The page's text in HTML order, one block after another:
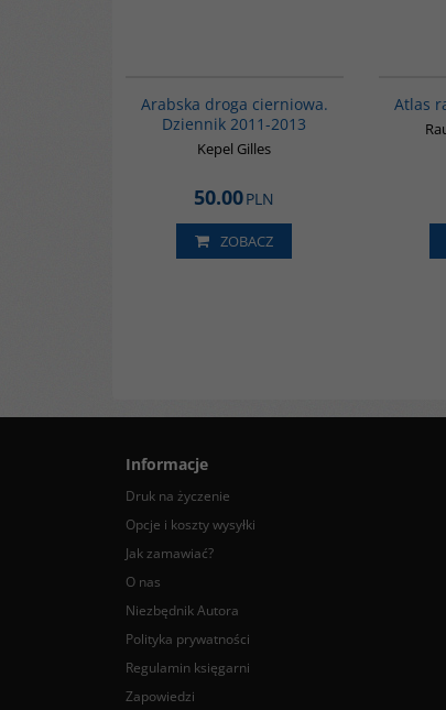
Arabska droga cierniowa.
Dziennik 2011-2013
Kepel Gilles
50.00PLN
ZOBACZ
Atlas
Informacje
Druk na życzenie
Opcje i koszty wysyłki
Jak zamawiać?
O nas
Niezbędnik Autora
Polityka prywatności
Regulamin księgarni
Zapowiedzi